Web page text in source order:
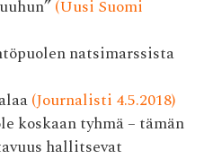
(Uusi Suomi
natsimarssista
(Journalisti 4.5.2018)
koskaan tyhmä – tämän
hallitsevat